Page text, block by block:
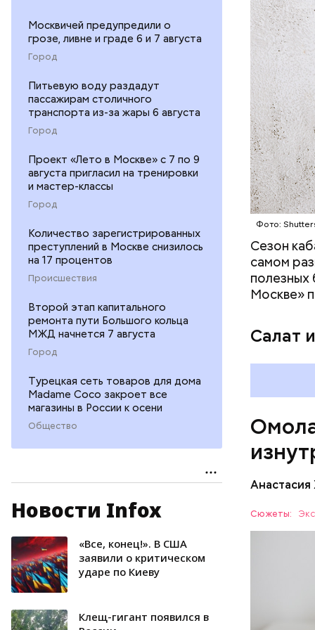
Москвичей предупредили о
грозе, ливне и граде 6 и 7 августа
Город
Питьевую воду раздадут
пассажирам столичного
транспорта из-за жары 6 августа
Город
Проект «Лето в Москве» с 7 по 9
августа пригласил на тренировки
и мастер-классы
Город
Количество зарегистрированных
преступлений в Москве снизилось
на 17 процентов
Происшествия
Второй этап капитального
ремонта пути Большого кольца
МЖД начнется 7 августа
Город
Турецкая сеть товаров для дома
Madame Coco закроет все
магазины в России к осени
Общество
Новости Infox
«Все, конец!». В США
заявили о критическом
ударе по Киеву
Клещ-гигант появился в
Фото:
Сезон
самом
полезных
Москве»
Салат
Сюжеты:
Дыня
кожи;
плода.
ряда
лютеин
наше
калий
— В